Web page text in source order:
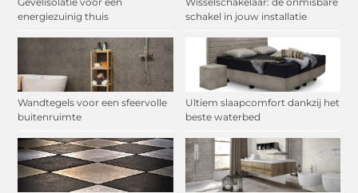
energiezuinig thuis
schakel in jouw installatie
Wandtegels voor een sfeervolle
buitenruimte
Ultiem slaapcomfort dankzij het
beste waterbed